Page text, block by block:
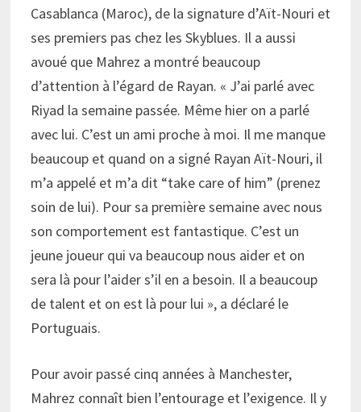
Casablanca (Maroc), de la signature d’Aït-Nouri et
ses premiers pas chez les Skyblues. Il a aussi
avoué que Mahrez a montré beaucoup
d’attention à l’égard de Rayan. « J’ai parlé avec
Riyad la semaine passée. Même hier on a parlé
avec lui. C’est un ami proche à moi. Il me manque
beaucoup et quand on a signé Rayan Aït-Nouri, il
m’a appelé et m’a dit “take care of him” (prenez
soin de lui). Pour sa première semaine avec nous
son comportement est fantastique. C’est un
jeune joueur qui va beaucoup nous aider et on
sera là pour l’aider s’il en a besoin. Il a beaucoup
de talent et on est là pour lui », a déclaré le
Portuguais.
Pour avoir passé cinq années à Manchester,
Mahrez connaît bien l’entourage et l’exigence. Il y